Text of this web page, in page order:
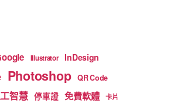
Illustrator InDesign
Photoshop QR Code
智慧 停車證 免費軟體 卡片